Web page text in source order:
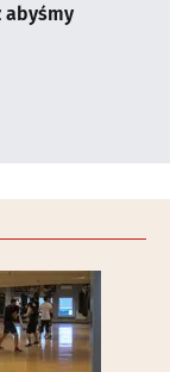
abyśmy